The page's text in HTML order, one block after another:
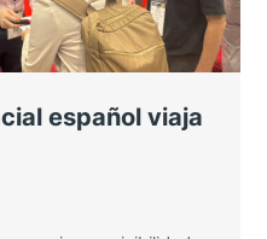
una mesa
asiática organizada
español viaja